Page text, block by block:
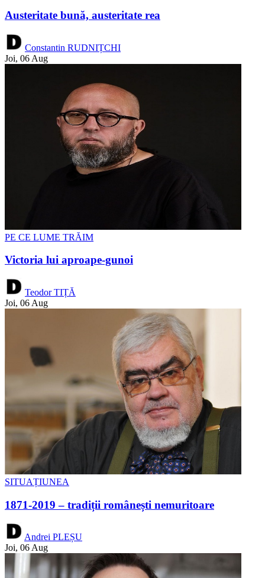
Austeritate bună, austeritate rea
Constantin RUDNIȚCHI
Joi, 06 Aug
PE CE LUME TRĂIM
Victoria lui aproape-gunoi
Teodor TIȚĂ
Joi, 06 Aug
SITUAȚIUNEA
1871-2019 – tradiții românești nemuritoare
Andrei PLEȘU
Joi, 06 Aug